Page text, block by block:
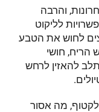
והרבה
לליקוט
לחוש את הטבע
הריח, חושי
להאזין לרחש
מה אסור